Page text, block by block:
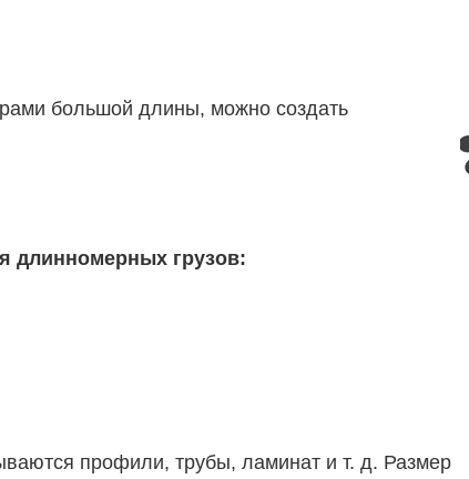
большой длины, можно создать
длинномерных грузов:
профили, трубы, ламинат и т. д. Размер